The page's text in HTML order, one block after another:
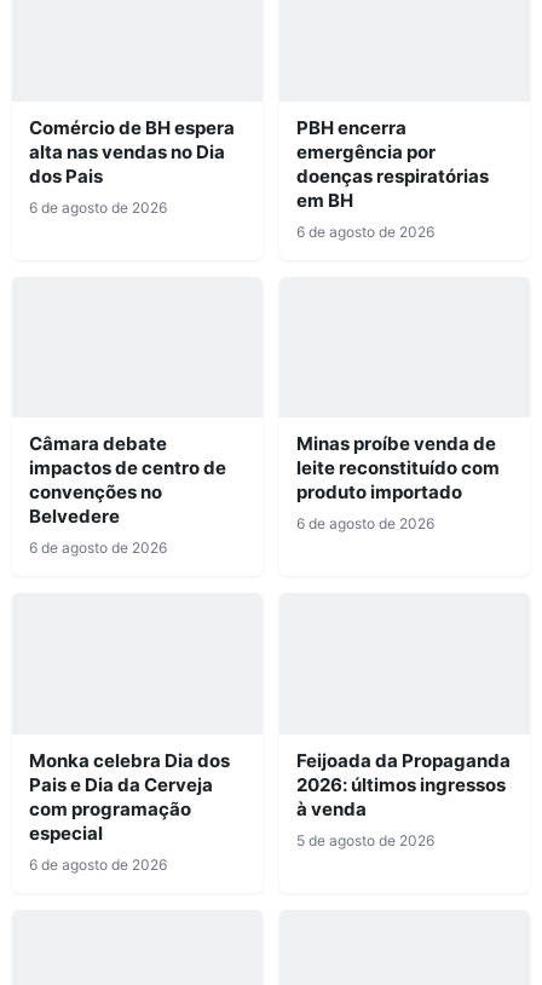
Comércio de BH espera
alta nas vendas no Dia
dos Pais
6 de agosto de 2026
PBH encerra
emergência por
doenças respiratórias
em BH
6 de agosto de 2026
Câmara debate
impactos de centro de
convenções no
Belvedere
6 de agosto de 2026
Minas proíbe venda de
leite reconstituído com
produto importado
6 de agosto de 2026
Monka celebra Dia dos
Pais e Dia da Cerveja
com programação
especial
6 de agosto de 2026
Feijoada da Propaganda
2026: últimos ingressos
à venda
5 de agosto de 2026